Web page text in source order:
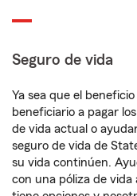
Seguro de vida
Ya sea que el
beneficiario a pagar
de vida actual o
seguro de vida de
su vida continúen.
con una póliza de vida